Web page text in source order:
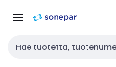
navigointiinsisältöön
Haku